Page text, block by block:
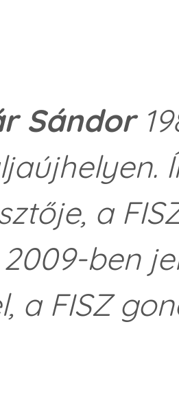
Sándor
a
ben
a FISZ